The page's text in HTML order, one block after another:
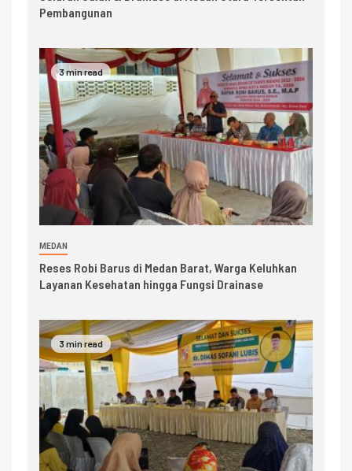
Pembangunan
3 min read
MEDAN
Reses Robi Barus di Medan Barat, Warga Keluhkan
Layanan Kesehatan hingga Fungsi Drainase
3 min read